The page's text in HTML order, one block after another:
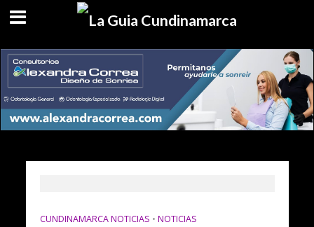
CUNDINAMARCA NOTICIAS • NOTICIAS